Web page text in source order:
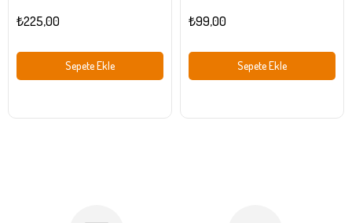
₺225,00
Sepete Ekle
₺99,00
Sepete Ekle